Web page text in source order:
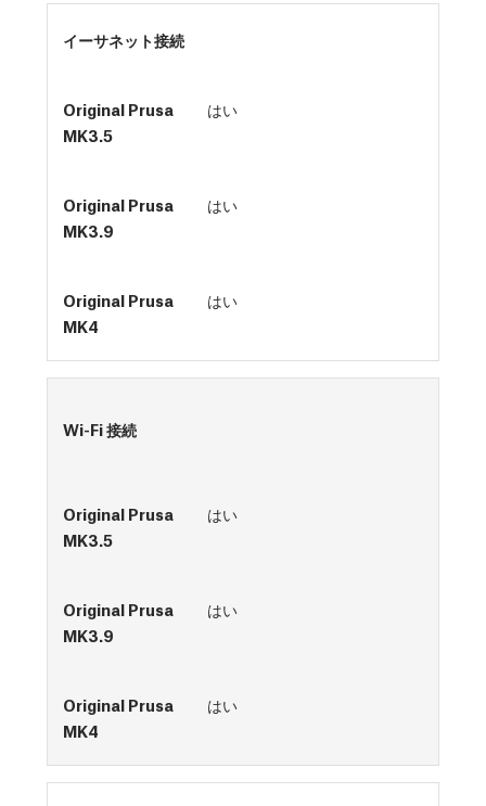
イーサネット接続
はい
はい
はい
Wi-Fi 接続
はい
はい
はい